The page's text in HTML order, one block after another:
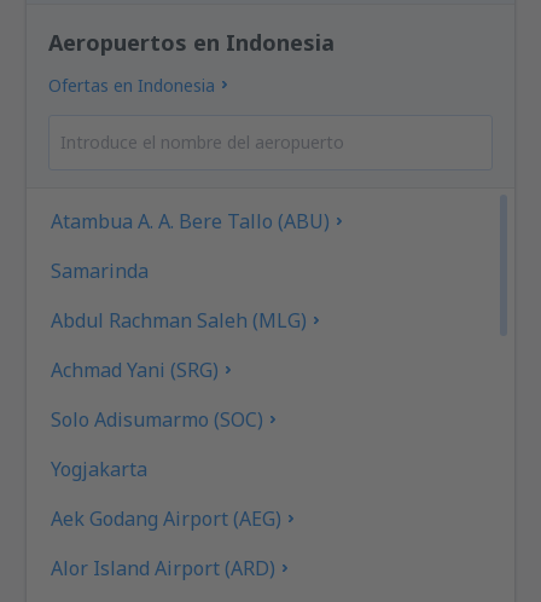
Aeropuertos en Indonesia
Ofertas en Indonesia
Atambua A. A. Bere Tallo (ABU)
Samarinda
Abdul Rachman Saleh (MLG)
Achmad Yani (SRG)
Solo Adisumarmo (SOC)
Yogjakarta
Aek Godang Airport (AEG)
Alor Island Airport (ARD)